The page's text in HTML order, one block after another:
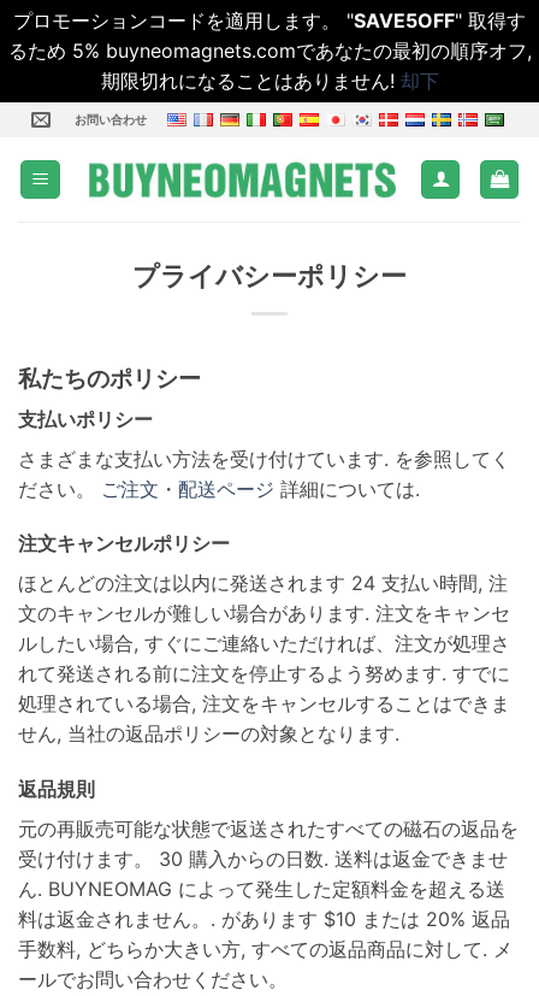
プロモーションコードを適用します。 "SAVE5OFF" 取得す
るため 5% buyneomagnets.comであなたの最初の順序オフ,
期限切れになることはありません! 却下
お問い合わせ
プライバシーポリシー
私たちのポリシー
支払いポリシー
さまざまな支払い方法を受け付けています. を参照してく
ださい。 ご注文・配送ページ 詳細については.
注文キャンセルポリシー
ほとんどの注文は以内に発送されます 24 支払い時間, 注
文のキャンセルが難しい場合があります. 注文をキャンセ
ルしたい場合, すぐにご連絡いただければ、注文が処理さ
れて発送される前に注文を停止するよう努めます. すでに
処理されている場合, 注文をキャンセルすることはできま
せん, 当社の返品ポリシーの対象となります.
返品規則
元の再販売可能な状態で返送されたすべての磁石の返品を
受け付けます。 30 購入からの日数. 送料は返金できませ
ん. BUYNEOMAG によって発生した定額料金を超える送
料は返金されません。. があります $10 または 20% 返品
手数料, どちらか大きい方, すべての返品商品に対して. メ
ールでお問い合わせください。